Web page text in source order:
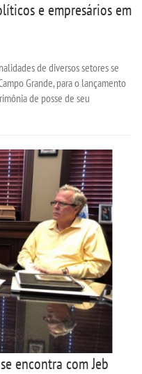
e empresários em
de diversos setores se
Grande, para o lançamento
de posse de seu
encontra com Jeb